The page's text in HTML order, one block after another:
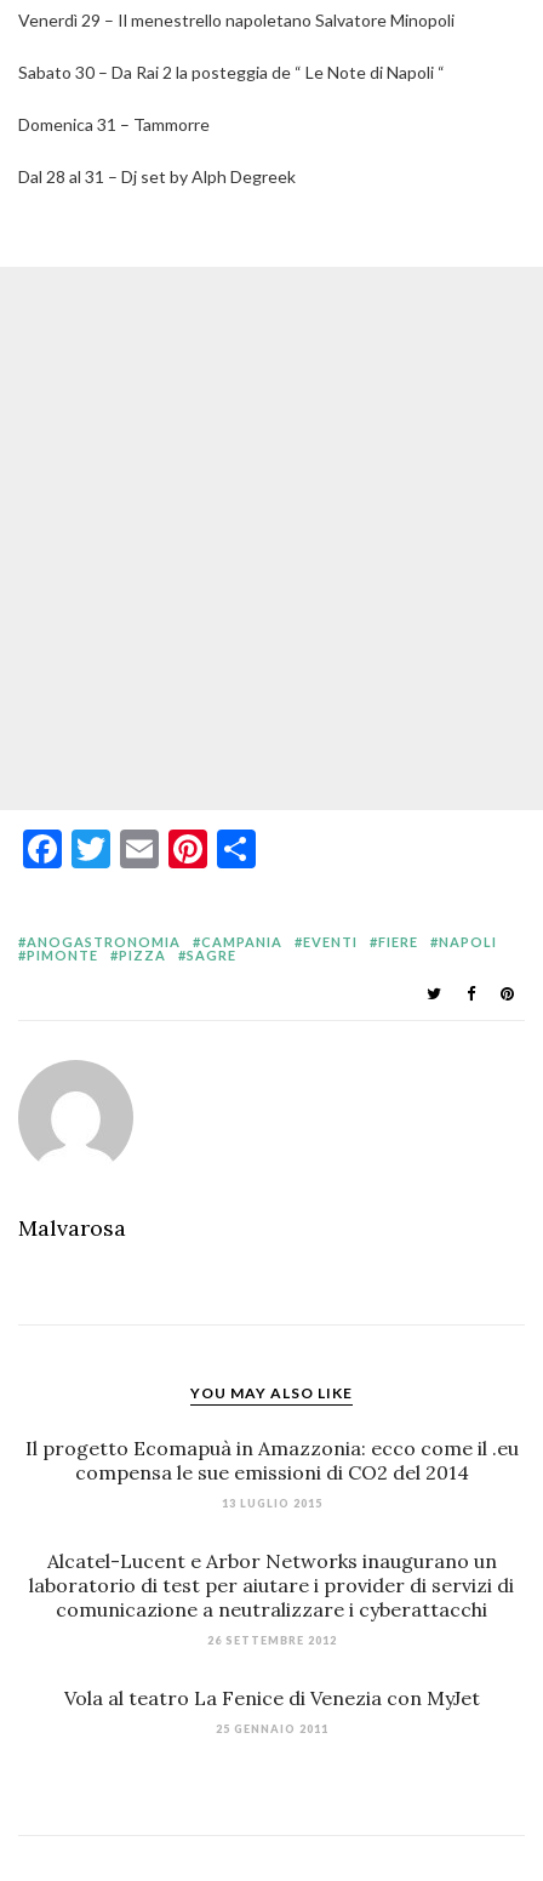
Venerdì 29 – Il menestrello napoletano Salvatore Minopoli
Sabato 30 – Da Rai 2 la posteggia de “ Le Note di Napoli “
Domenica 31 – Tammorre
Dal 28 al 31 – Dj set by Alph Degreek
Facebook
Twitter
EmailPinterest
ANOGASTRONOMIA CAMPANIA EVENTI FIERE
NAPOLI
PIMONTE
PIZZA SAGRE
Malvarosa
YOU MAY ALSO LIKE
Il progetto Ecomapuà in Amazzonia: ecco come il .eu
compensa le sue emissioni di CO2 del 2014
13 LUGLIO 2015
Alcatel-Lucent e Arbor Networks inaugurano un
laboratorio di test per aiutare i provider di servizi di
comunicazione a neutralizzare i cyberattacchi
26 SETTEMBRE 2012
Vola al teatro La Fenice di Venezia con MyJet
25 GENNAIO 2011